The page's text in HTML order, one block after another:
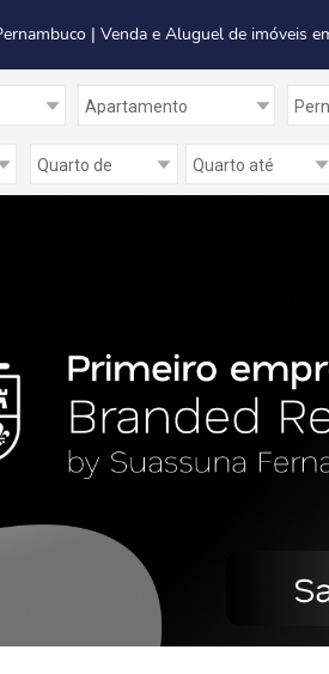
| Venda e Aluguel de imóveis